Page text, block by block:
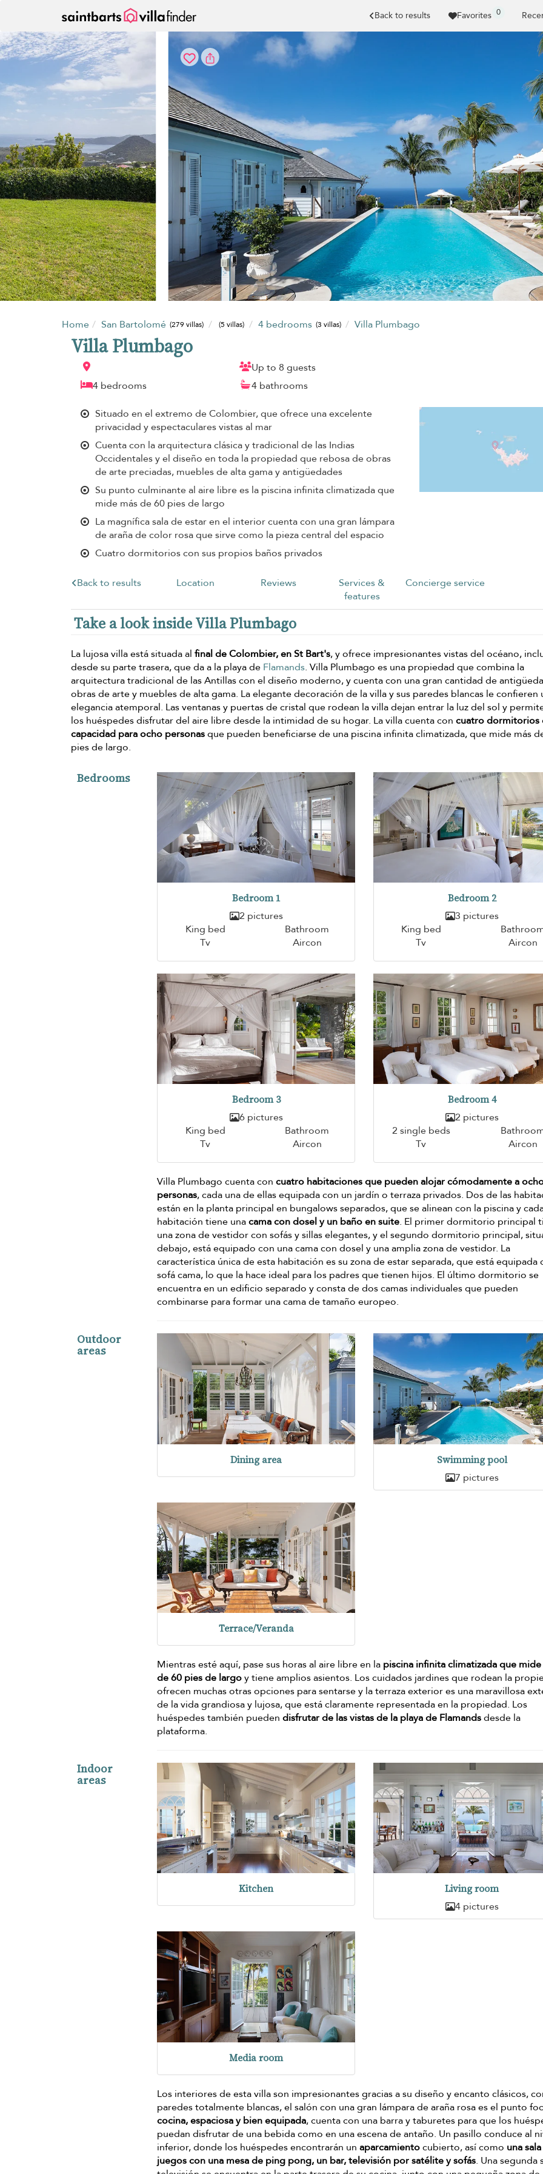
Back to results Favorites 0
Home San Bartolomé (279 villas) (5 villas) 4 bedrooms (3 villas) Villa Plumbago
Villa Plumbago
Up to 8 guests
4 bedrooms
4 bathrooms
Situado en el extremo de Colombier, que ofrece una excelente
privacidad y espectaculares vistas al mar
Cuenta con la arquitectura clásica y tradicional de las Indias
Occidentales y el diseño en toda la propiedad que rebosa de obras
de arte preciadas, muebles de alta gama y antigüedades
Su punto culminante al aire libre es la piscina infinita climatizada que
mide más de 60 pies de largo
La magnífica sala de estar en el interior cuenta con una gran lámpara
de araña de color rosa que sirve como la pieza central del espacio
Cuatro dormitorios con sus propios baños privados
Back to results Location Reviews
Services &
features
Concierge service
Take a look inside Villa Plumbago
La lujosa villa está situada al final de Colombier, en St Bart's, y ofrece impresionantes vistas del océano,
desde su parte trasera, que da a la playa de Flamands. Villa Plumbago es una propiedad que combina la
arquitectura tradicional de las Antillas con el diseño moderno, y cuenta con una gran cantidad de
obras de arte y muebles de alta gama. La elegante decoración de la villa y sus paredes blancas le confieren
elegancia atemporal. Las ventanas y puertas de cristal que rodean la villa dejan entrar la luz del sol y
los huéspedes disfrutar del aire libre desde la intimidad de su hogar. La villa cuenta con cuatro dormitorios
capacidad para ocho personasque pueden beneficiarse de una piscina infinita climatizada, que mide más
pies de largo.
Bedrooms
Bedroom 1
2 pictures
King bed
Bathroom
Tv
Aircon
Bedroom 2
3 pictures
King bed
Tv
Aircon
Bedroom 3
6 pictures
King bed
Bathroom
Tv
Aircon
Bedroom 4
2 pictures
2 single beds
Tv
Aircon
Villa Plumbago cuenta concuatro habitaciones que pueden alojar cómodamente a
personas, cada una de ellas equipada con un jardín o terraza privados. Dos de las
están en la planta principal en bungalows separados, que se alinean con la piscina y
habitación tiene unacama con dosel y un baño en suite. El primer dormitorio principal
una zona de vestidor con sofás y sillas elegantes, y el segundo dormitorio principal,
debajo, está equipado con una cama con dosel y una amplia zona de vestidor. La
característica única de esta habitación es su zona de estar separada, que está equipada
sofá cama, lo que la hace ideal para los padres que tienen hijos. El último dormitorio se
encuentra en un edificio separado y consta de dos camas individuales que pueden
combinarse para formar una cama de tamaño europeo.
Outdoor
areas
Dining area Swimming pool
7 pictures
Terrace/Veranda
Mientras esté aquí, pase sus horas al aire libre en la piscina infinita climatizada que mide
de 60 pies de largoy tiene amplios asientos. Los cuidados jardines que rodean la
ofrecen muchas otras opciones para sentarse y la terraza exterior es una maravillosa
de la vida grandiosa y lujosa, que está claramente representada en la propiedad. Los
huéspedes también puedendisfrutar de las vistas de la playa de Flamandsdesde la
plataforma.
Indoor
areas
Kitchen Living room
4 pictures
Media room
Los interiores de esta villa son impresionantes gracias a su diseño y encanto clásicos,
paredes totalmente blancas, el salón con una gran lámpara de araña rosa es el punto
cocina, espaciosa y bien equipada, cuenta con una barra y taburetes para que los
puedan disfrutar de una bebida como en una escena de antaño. Un pasillo conduce al
inferior, donde los huéspedes encontrarán unaparcamientocubierto, así como una
juegos con una mesa de ping pong, un bar, televisión por satélite y sofás. Una segunda